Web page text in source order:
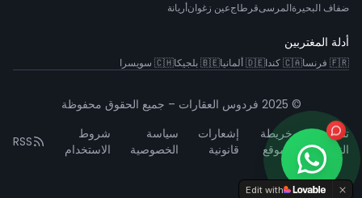
ضفاف البحيرةالمرسىقرطاجعين زغوانأريانة
أدلة المغتربين
🇫🇷 فرنسا🇨🇦كندا🇩🇪ألمانيا🇧🇪بلجيكا🇨🇭 سويسرا
© 2025 فردوس العقارات – جميع الحقوق محفوظة
تشخيص
النظام
خريطة
الموقع
إشعارات
قانونية
سياسة
الخصوصية
شروط
الاستخدام
RSS
Edit with